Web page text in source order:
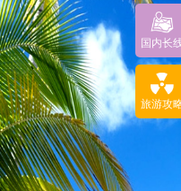
国内长
旅游攻